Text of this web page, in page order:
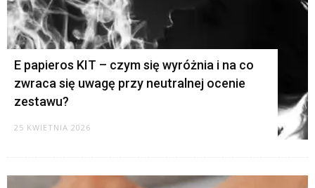
E papieros KIT – czym się wyróżnia i na co
zwraca się uwagę przy neutralnej ocenie
zestawu?
25 KWIETNIA 2026